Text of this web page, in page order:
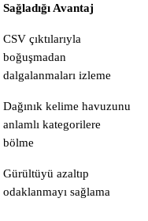
Sağladığı Avantaj
CSV çıktılarıyla
boğuşmadan
dalgalanmaları izleme
Dağınık kelime havuzunu
anlamlı kategorilere
bölme
Gürültüyü azaltıp
odaklanmayı sağlama